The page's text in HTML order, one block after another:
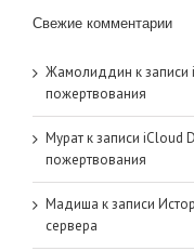
Свежие комментарии
Жамолиддин к записи
пожертвования
Муратк записи iCloud
пожертвования
Мадиша к записи
сервера